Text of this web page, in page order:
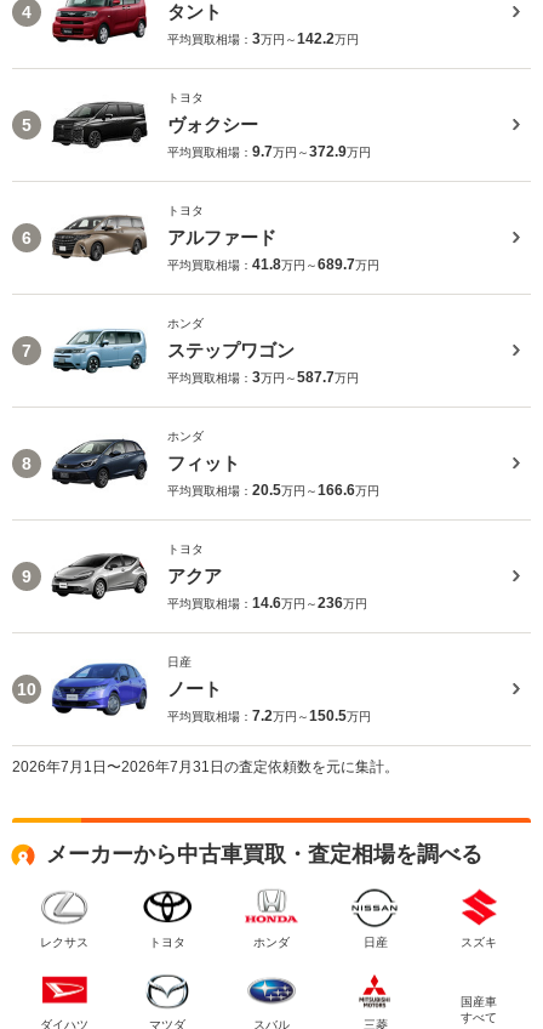
4 タント
平均買取相場： 3万円～142.2万円
5
トヨタ
ヴォクシー
平均買取相場： 9.7万円～372.9万円
6
トヨタ
アルファード
平均買取相場： 41.8万円～689.7万円
7
ホンダ
ステップワゴン
平均買取相場： 3万円～587.7万円
8
ホンダ
フィット
平均買取相場： 20.5万円～166.6万円
9
トヨタ
アクア
平均買取相場： 14.6万円～236万円
10
日産
ノート
平均買取相場： 7.2万円～150.5万円
2026年7月1日〜2026年7月31日の査定依頼数を元に集計。
メーカーから中古車買取・査定相場を調べる
レクサス トヨタ ホンダ 日産 スズキ
ダイハツ マツダ スバル 三菱
国産車
すべて